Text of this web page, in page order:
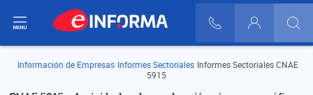
900 10 30 20
Login
Información de Empresas Informes Sectoriales Informes Sectoriales CNAE
5915